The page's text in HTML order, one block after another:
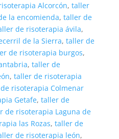
Alcorcón, taller
la encomienda, taller de
de risoterapia ávila,
de la Sierra, taller de
de risoterapia burgos,
, taller de
, taller de risoterapia
risoterapia Colmenar
Getafe, taller de
de risoterapia Laguna de
las Rozas, taller de
de risoterapia león,